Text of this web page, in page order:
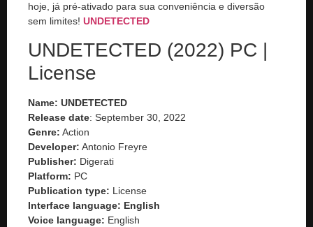
hoje, já pré-ativado para sua conveniência e diversão
sem limites! UNDETECTED
UNDETECTED (2022) PC |
License
Name: UNDETECTED
Release date: September 30, 2022
Genre: Action
Developer: Antonio Freyre
Publisher: Digerati
Platform: PC
Publication type: License
Interface language: English
Voice language: English